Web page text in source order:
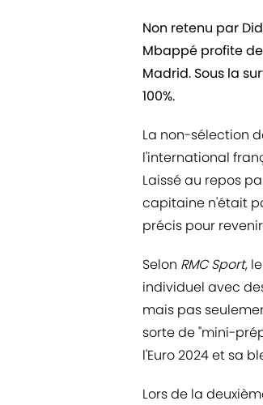
Non retenu par
Mbappé profite
Madrid. Sous la
100%.
La non-sélection
l'international
Laissé au repos
capitaine n'était
précis pour
Selon RMC Sport,
individuel avec
mais pas
sorte de "mini-
l'Euro 2024 et sa
Lors de la